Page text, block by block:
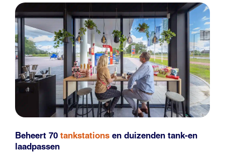
Beheert 70 tankstations en duizenden tank-en
laadpassen